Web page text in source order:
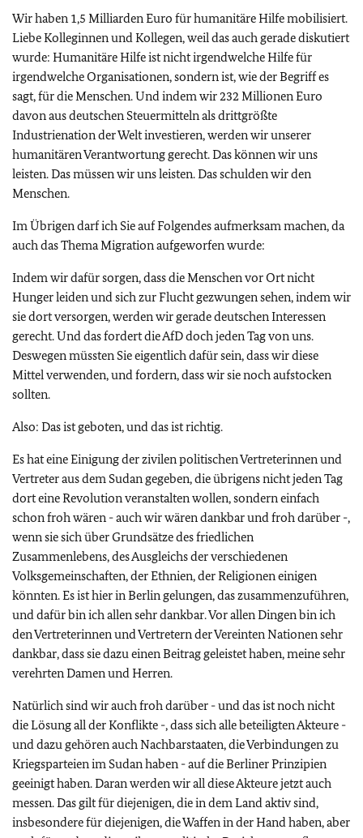
Wir haben 1,5 Milliarden Euro für humanitäre Hilfe mobilisiert.
Liebe Kolleginnen und Kollegen, weil das auch gerade diskutiert
wurde: Humanitäre Hilfe ist nicht irgendwelche Hilfe für
irgendwelche Organisationen, sondern ist, wie der Begriff es
sagt, für die Menschen. Und indem wir 232 Millionen Euro
davon aus deutschen Steuermitteln als drittgrößte
Industrienation der Welt investieren, werden wir unserer
humanitären Verantwortung gerecht. Das können wir uns
leisten. Das müssen wir uns leisten. Das schulden wir den
Menschen.
Im Übrigen darf ich Sie auf Folgendes aufmerksam machen, da
auch das Thema Migration aufgeworfen wurde:
Indem wir dafür sorgen, dass die Menschen vor Ort nicht
Hunger leiden und sich zur Flucht gezwungen sehen, indem wir
sie dort versorgen, werden wir gerade deutschen Interessen
gerecht. Und das fordert die AfD doch jeden Tag von uns.
Deswegen müssten Sie eigentlich dafür sein, dass wir diese
Mittel verwenden, und fordern, dass wir sie noch aufstocken
sollten.
Also: Das ist geboten, und das ist richtig.
Es hat eine Einigung der zivilen politischen Vertreterinnen und
Vertreter aus dem Sudan gegeben, die übrigens nicht jeden Tag
dort eine Revolution veranstalten wollen, sondern einfach
schon froh wären - auch wir wären dankbar und froh darüber -,
wenn sie sich über Grundsätze des friedlichen
Zusammenlebens, des Ausgleichs der verschiedenen
Volksgemeinschaften, der Ethnien, der Religionen einigen
könnten. Es ist hier in Berlin gelungen, das zusammenzuführen,
und dafür bin ich allen sehr dankbar. Vor allen Dingen bin ich
den Vertreterinnen und Vertretern der Vereinten Nationen sehr
dankbar, dass sie dazu einen Beitrag geleistet haben, meine sehr
verehrten Damen und Herren.
Natürlich sind wir auch froh darüber - und das ist noch nicht
die Lösung all der Konflikte -, dass sich alle beteiligten Akteure -
und dazu gehören auch Nachbarstaaten, die Verbindungen zu
Kriegsparteien im Sudan haben - auf die Berliner Prinzipien
geeinigt haben. Daran werden wir all diese Akteure jetzt auch
messen. Das gilt für diejenigen, die in dem Land aktiv sind,
insbesondere für diejenigen, die Waffen in der Hand haben, aber